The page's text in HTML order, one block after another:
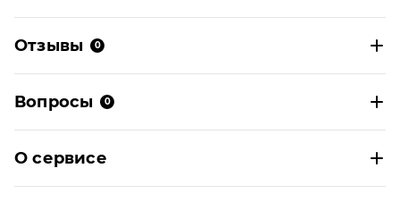
Отзывы 0
Вопросы 0
О сервисе